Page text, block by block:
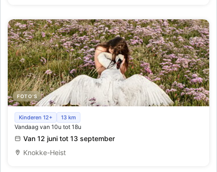
FOTO'S
Fototentoonstelling Mort Amour
Kinderen 12+ 13 km
Vandaag van 10u tot 18u
Van 12 juni tot 13 september
Knokke-Heist